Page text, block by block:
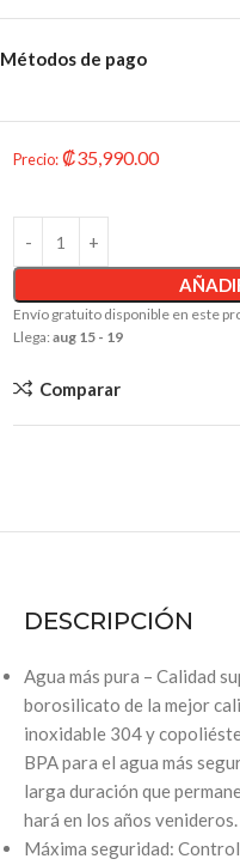
Métodos de pago
Precio:₡35,990.00
Envío gratuito disponible en este
Llega: aug 15 - 19
Comparar
DESCRIPCIÓN
Agua más pura – Calidad
borosilicato de la mejor
inoxidable 304 y
BPA para el agua más
larga duración que
hará en los años venideros.
Máxima seguridad: